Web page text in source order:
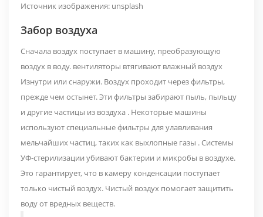
Источник изображения: unsplash
Забор воздуха
Сначала воздух поступает в машину, преобразующую
воздух в воду. вентиляторы втягивают влажный воздух
Изнутри или снаружи. Воздух проходит через фильтры,
прежде чем остынет. Эти фильтры забирают пыль, пыльцу
и другие частицы из воздуха . Некоторые машины
используютспециальные фильтры для улавливания
мельчайших частиц, таких как выхлопные газы .Системы
УФ-стерилизации убивают бактерии и микробы в воздухе.
Это гарантирует, что в камеру конденсации поступает
только чистый воздух. Чистый воздух помогает защитить
воду от вредных веществ.